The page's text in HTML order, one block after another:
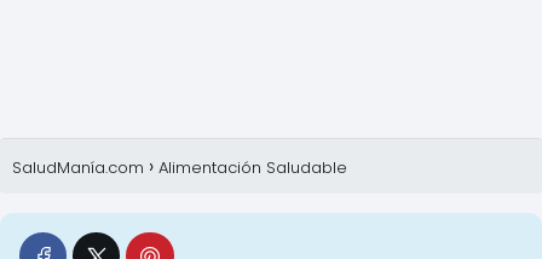
SaludManía.com Alimentación Saludable